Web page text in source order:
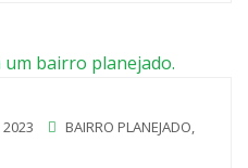
2023 BAIRRO PLANEJADO,